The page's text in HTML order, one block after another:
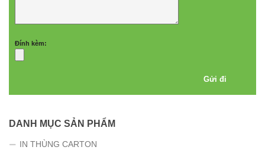
Đính kèm:
DANH MỤC SẢN PHẨM
IN THÙNG CARTON